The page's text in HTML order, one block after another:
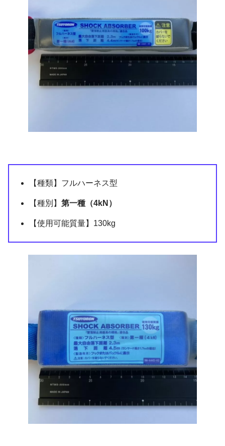
【種類】フルハーネス型
【種別】 第一種（4kN）
【使用可能質量】130kg